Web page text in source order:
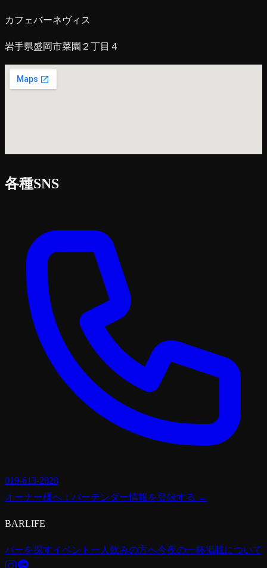
カフェバーネヴィス
岩手県盛岡市菜園２丁目４
各種SNS
019-613-2828
オーナー様へ：バーテンダー情報を登録する →
BARLIFE
バーを探すイベント 一人飲みの方へ今夜の一杯掲載について